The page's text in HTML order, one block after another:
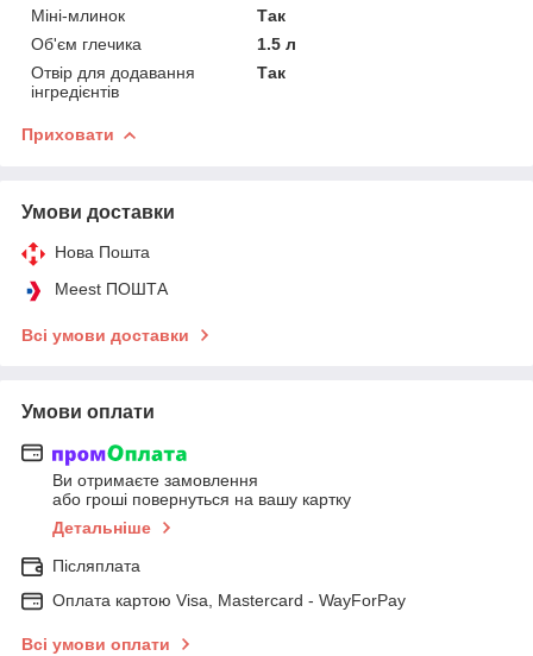
Міні-млинок
Так
Об'єм глечика
1.5 л
Отвір для додавання
інгредієнтів
Так
Приховати
Умови доставки
Нова Пошта
Meest ПОШТА
Всі умови доставки
Умови оплати
Ви отримаєте замовлення
або гроші повернуться на вашу картку
Детальніше
Післяплата
Оплата картою Visa, Mastercard - WayForPay
Всі умови оплати